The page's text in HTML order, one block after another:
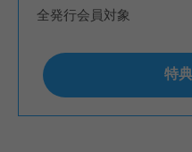
全発行会員対象
特